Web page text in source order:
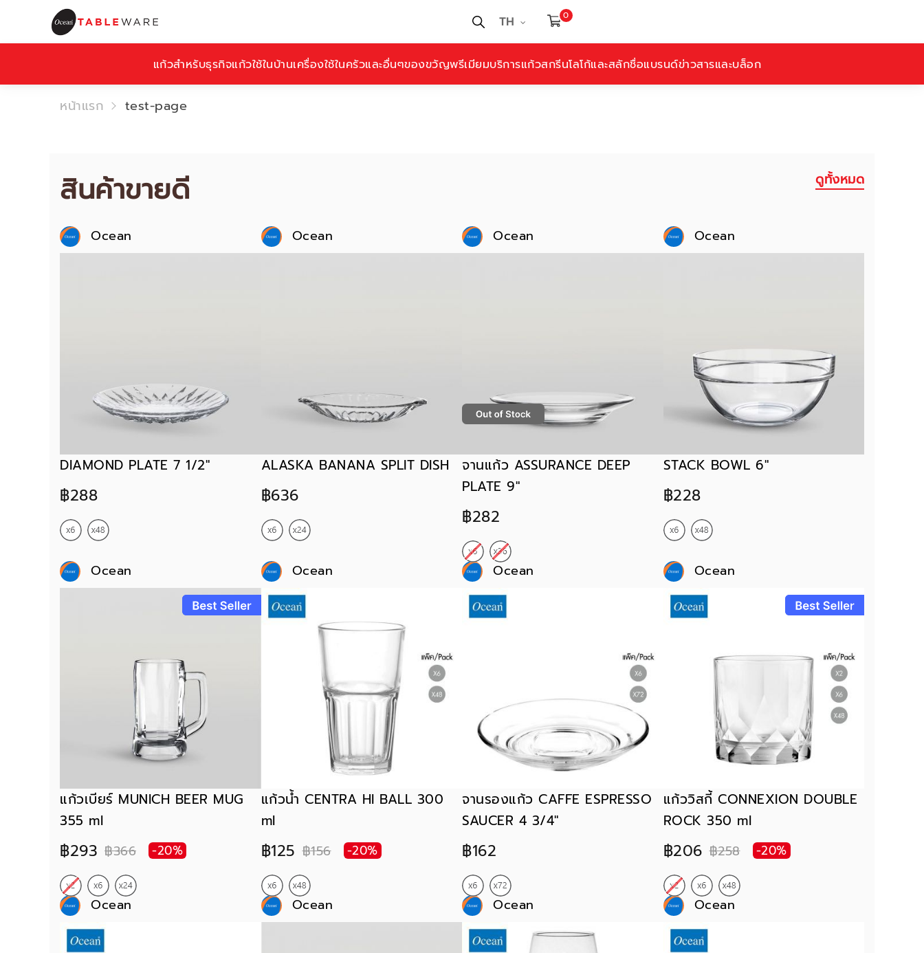
TH 0
แก้วสำหรับธุรกิจแก้วใช้ในบ้านเครื่องใช้ในครัวและอื่นๆของขวัญพรีเมียมบริการแก้วสกรีนโลโก้และสลักชื่อแบรนด์ข่าวสารและบล็อก
หน้าแรก test-page
สินค้าขายดี ดูทั้งหมด
Ocean
DIAMOND PLATE 7 1/2"
฿288
Ocean
ALASKA BANANA SPLIT DISH
฿636
Ocean
จานแก้ว ASSURANCE DEEP
PLATE 9"
฿282
Ocean
STACK BOWL 6"
฿228
Ocean
แก้วเบียร์ MUNICH BEER MUG
355 ml
฿293 ฿366 -20%
Ocean
แก้วน้ำ CENTRA HI BALL 300
ml
฿125 ฿156 -20%
Ocean
จานรองแก้ว CAFFE ESPRESSO
SAUCER 4 3/4"
฿162
Ocean
แก้ววิสกี้ CONNEXION DOUBLE
ROCK 350 ml
฿206 ฿258 -20%
Ocean Ocean Ocean Ocean